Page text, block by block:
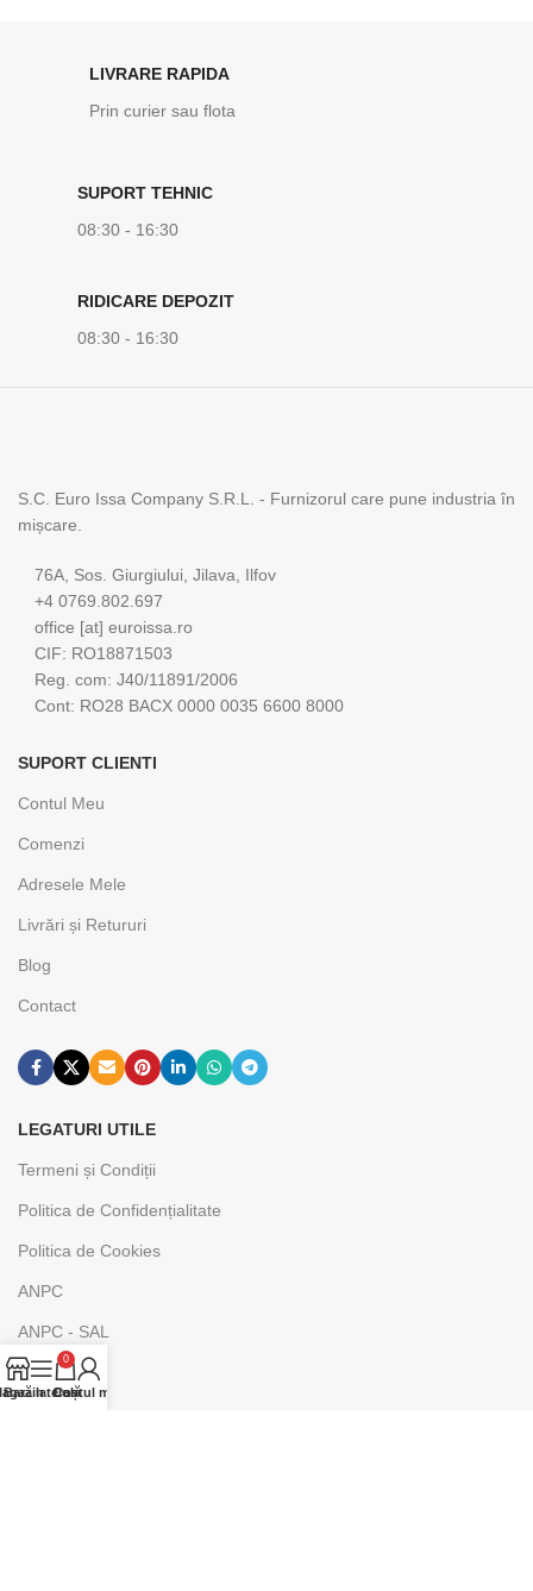
LIVRARE RAPIDA
Prin curier sau flota
SUPORT TEHNIC
08:30 - 16:30
RIDICARE DEPOZIT
08:30 - 16:30
S.C. Euro Issa Company S.R.L. - Furnizorul care pune industria în
mișcare.
76A, Sos. Giurgiului, Jilava, Ilfov
+4 0769.802.697
office [at] euroissa.ro
CIF: RO18871503
Reg. com: J40/11891/2006
Cont: RO28 BACX 0000 0035 6600 8000
SUPORT CLIENTI
Contul Meu
Comenzi
Adresele Mele
Livrări și Retururi
Blog
Contact
LEGATURI UTILE
Termeni și Condiții
Politica de Confidențialitate
Politica de Cookies
ANPC
ANPC - SAL
SOL
Bară laterală
0
Coș
Contul meu